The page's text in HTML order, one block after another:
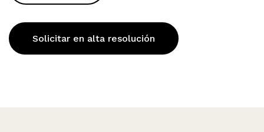
Solicitar en alta resolución